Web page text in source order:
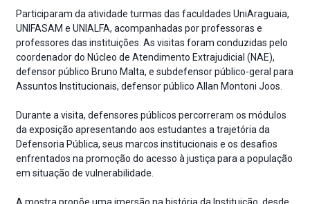
Participaram da atividade turmas das faculdades UniAraguaia,
UNIFASAM e UNIALFA, acompanhadas por professoras e
professores das instituições. As visitas foram conduzidas pelo
coordenador do Núcleo de Atendimento Extrajudicial (NAE),
defensor público Bruno Malta, e subdefensor público-geral para
Assuntos Institucionais, defensor público Allan Montoni Joos.
Durante a visita, defensores públicos percorreram os módulos
da exposição apresentando aos estudantes a trajetória da
Defensoria Pública, seus marcos institucionais e os desafios
enfrentados na promoção do acesso à justiça para a população
em situação de vulnerabilidade.